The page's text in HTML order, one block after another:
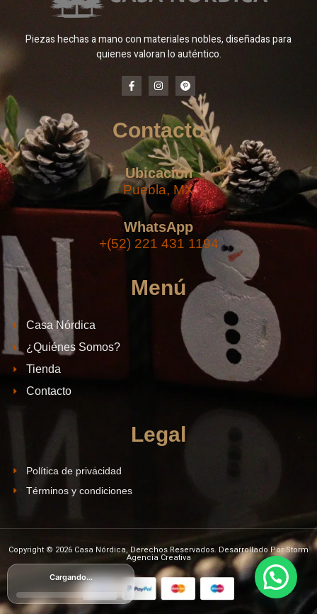
Piezas hechas a mano con materiales nobles, diseñadas para
quienes valoran lo auténtico.
Contacto
Ubicación
Puebla, MX
WhatsApp
+(52) 221 431 1194
Menú
Casa Nórdica
¿Quiénes Somos?
Tienda
Contacto
Legal
Política de privacidad
Términos y condiciones
Copyright © 2026 Casa Nórdica, Derechos Reservados. Desarrollado Por Storm
Agencia Creativa
Cargando...